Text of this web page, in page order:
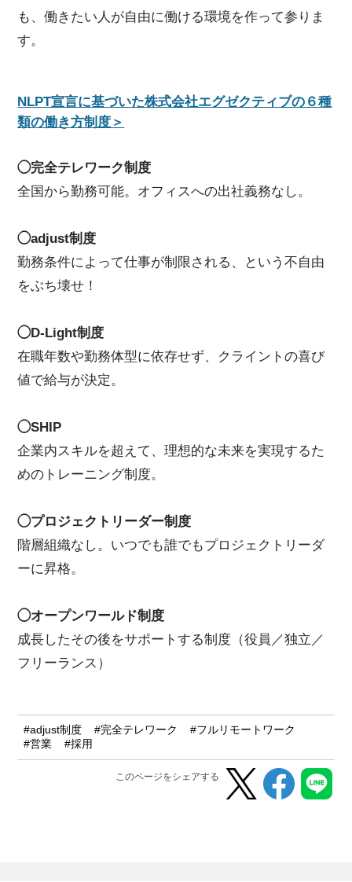
も、働きたい人が自由に働ける環境を作って参りま
す。
NLPT宣言に基づいた株式会社エグゼクティブの６種
類の働き方制度＞
◯完全テレワーク制度
全国から勤務可能。オフィスへの出社義務なし。
◯adjust制度
勤務条件によって仕事が制限される、という不自由
をぶち壊せ！
◯D-Light制度
在職年数や勤務体型に依存せず、クライントの喜び
値で給与が決定。
◯SHIP
企業内スキルを超えて、理想的な未来を実現するた
めのトレーニング制度。
◯プロジェクトリーダー制度
階層組織なし。いつでも誰でもプロジェクトリーダ
ーに昇格。
◯オープンワールド制度
成長したその後をサポートする制度（役員／独立／
フリーランス）
#adjust制度 #完全テレワーク
#フルリモートワーク
#営業
#採用
このページをシェアする